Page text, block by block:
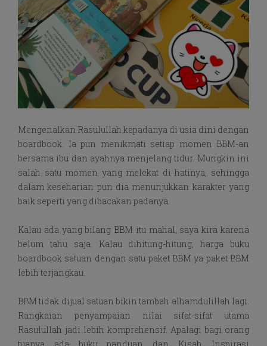
Mengenalkan Rasulullah kepadanya di usia dini dengan
boardbook. Ia pun menikmati setiap momen BBM-an
bersama ibu dan ayahnya menjelang tidur. Mungkin ini
salah satu momen yang melekat di hatinya, sehingga
dalam keseharian pun dia menunjukkan karakter yang
baik seperti yang dibacakan padanya.
Kalau ada yang bilang BBM itu mahal, saya kira karena
belum tahu saja. Kalau dihitung-hitung, harga buku
boardbook satuan dengan satu paket BBM ya paket BBM
lebih terjangkau.
BBM tidak dijual satuan bikin tambah alhamdulillah lagi.
Rangkaian penyampaian nilai sifat-sifat utama
Rasulullah jadi lebih komprehensif. Apalagi bagi orang
tuanya ada buku panduan dan Kisah Inspirasi